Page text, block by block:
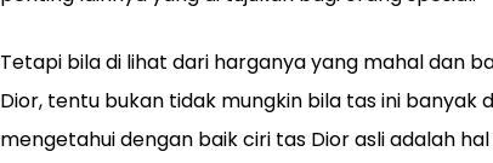
Tetapi bila di lihat dari harganya yang mahal dan
Dior, tentu bukan tidak mungkin bila tas ini banyak
mengetahui dengan baik ciri tas Dior asli adalah